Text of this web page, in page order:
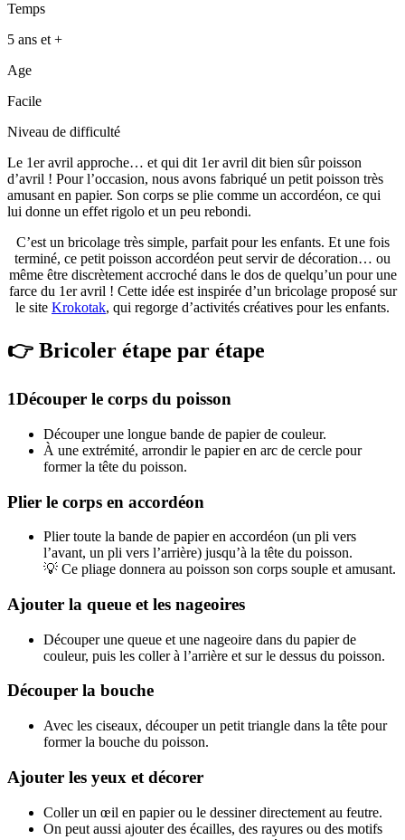
Temps
5 ans et +
Age
Facile
Niveau de difficulté
Le 1er avril approche… et qui dit 1er avril dit bien sûr poisson
d’avril ! Pour l’occasion, nous avons fabriqué un petit poisson très
amusant en papier. Son corps se plie comme un accordéon, ce qui
lui donne un effet rigolo et un peu rebondi.
C’est un bricolage très simple, parfait pour les enfants. Et une fois
terminé, ce petit poisson accordéon peut servir de décoration… ou
même être discrètement accroché dans le dos de quelqu’un pour une
farce du 1er avril ! Cette idée est inspirée d’un bricolage proposé sur
le site Krokotak, qui regorge d’activités créatives pour les enfants.
👉 Bricoler étape par étape
1Découper le corps du poisson
Découper une longue bande de papier de couleur.
À une extrémité, arrondir le papier en arc de cercle pour
former la tête du poisson.
Plier le corps en accordéon
Plier toute la bande de papier en accordéon (un pli vers
l’avant, un pli vers l’arrière) jusqu’à la tête du poisson.
💡 Ce pliage donnera au poisson son corps souple et amusant.
Ajouter la queue et les nageoires
Découper une queue et une nageoire dans du papier de
couleur, puis les coller à l’arrière et sur le dessus du poisson.
Découper la bouche
Avec les ciseaux, découper un petit triangle dans la tête pour
former la bouche du poisson.
Ajouter les yeux et décorer
Coller un œil en papier ou le dessiner directement au feutre.
On peut aussi ajouter des écailles, des rayures ou des motifs